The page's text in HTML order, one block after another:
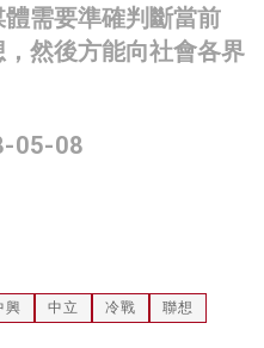
需要準確判斷當前
，然後方能向社會各界
05-08
興 中立 冷戰
聯想